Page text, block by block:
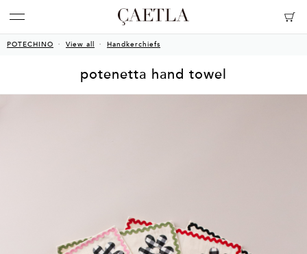
POTECHINO View all Handkerchiefs
potenetta hand towel